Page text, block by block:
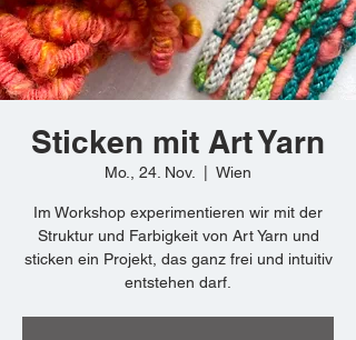
Sticken mit Art Yarn
Mo., 24. Nov.
  |
Wien
Im Workshop experimentieren wir mit der
Struktur und Farbigkeit von Art Yarn und
sticken ein Projekt, das ganz frei und intuitiv
entstehen darf.